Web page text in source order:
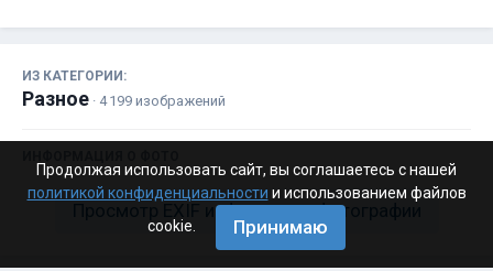
ИЗ КАТЕГОРИИ:
Разное · 4 199 изображений
Просмотр EXIF информации фотографии
Продолжая использовать сайт, вы соглашаетесь с нашей
политикой конфиденциальности и использованием файлов
cookie.
Принимаю